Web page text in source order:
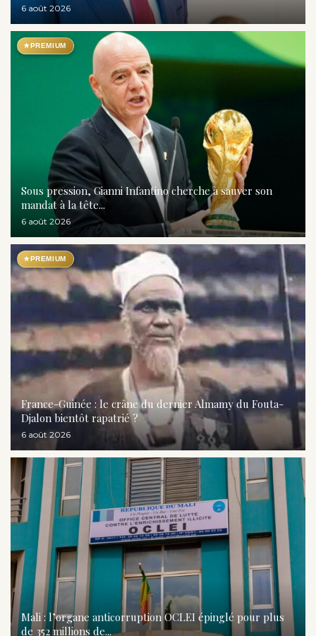
6 août 2026
★PREMIUM
Sous pression, Gianni Infantino cherche à sauver son
mandat à la tête...
6 août 2026
★PREMIUM
France-Guinée : le crâne du dernier Almamy du Fouta-
Djalon bientôt rapatrié ?
6 août 2026
Mali : l’organe anticorruption OCLEI épinglé pour plus
de 352 millions de...